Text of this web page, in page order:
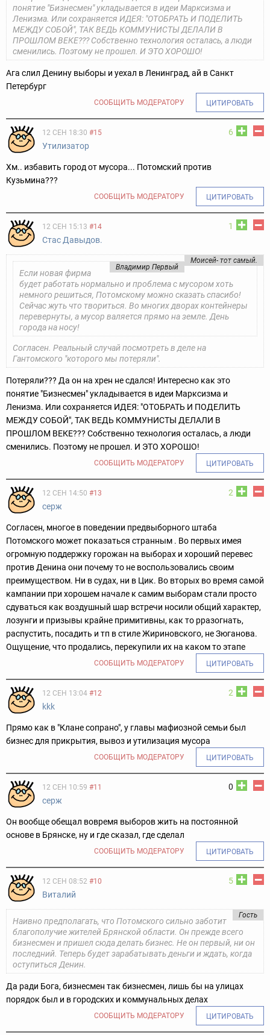
понятие "Бизнесмен" укладывается в идеи Марксизма и
Ленизма. Или сохраняется ИДЕЯ: "ОТОБРАТЬ И ПОДЕЛИТЬ
МЕЖДУ СОБОЙ", ТАК ВЕДЬ КОММУНИСТЫ ДЕЛАЛИ В
ПРОШЛОМ ВЕКЕ??? Собственно технология осталась, а люди
сменились. Поэтому не прошел. И ЭТО ХОРОШО!
Ага слил Денину выборы и уехал в Ленинград, ай в Санкт
Петербург
СООБЩИТЬ МОДЕРАТОРУ ЦИТИРОВАТЬ
6
12 СЕН 18:30 #15
Утилизатор
Хм.. избавить город от мусора... Потомский против
Кузьмина???
СООБЩИТЬ МОДЕРАТОРУ ЦИТИРОВАТЬ
1
12 СЕН 15:13 #14
Стас Давыдов.
Моисей- тот самый.
Владимир Первый
Если новая фирма
будет работать нормально и проблема с мусором хоть
немного решиться, Потомскому можно сказать спасибо!
Сейчас жуть что твориться. Во многих дворах контейнеры
перевернуты, а мусор валяется прямо на земле. День
города на носу!
Согласен. Реальный случай посмотреть в деле на
Гантомского "которого мы потеряли".
Потеряли??? Да он на хрен не сдался! Интересно как это
понятие "Бизнесмен" укладывается в идеи Марксизма и
Ленизма. Или сохраняется ИДЕЯ: "ОТОБРАТЬ И ПОДЕЛИТЬ
МЕЖДУ СОБОЙ", ТАК ВЕДЬ КОММУНИСТЫ ДЕЛАЛИ В
ПРОШЛОМ ВЕКЕ??? Собственно технология осталась, а люди
сменились. Поэтому не прошел. И ЭТО ХОРОШО!
СООБЩИТЬ МОДЕРАТОРУ ЦИТИРОВАТЬ
2
12 СЕН 14:50 #13
серж
Согласен, многое в поведении предвыборного штаба
Потомского может показаться странным . Во первых имея
огромную поддержку горожан на выборах и хороший перевес
против Денина они почему то не воспользовались своим
преимуществом. Ни в судах, ни в Цик. Во вторых во время самой
кампании при хорошем начале к самим выборам стали просто
сдуваться как воздушный шар встречи носили общий характер,
лозунги и призывы крайне примитивны, как то рразогнать,
распустить, посадить и тп в стиле Жириновского, не Зюганова.
Ощущение, что продались, перекупили их на каком то этапе
СООБЩИТЬ МОДЕРАТОРУ ЦИТИРОВАТЬ
2
12 СЕН 13:04 #12
kkk
Прямо как в "Клане сопрано", у главы мафиозной семьи был
бизнес для прикрытия, вывоз и утилизация мусора
СООБЩИТЬ МОДЕРАТОРУ ЦИТИРОВАТЬ
0
12 СЕН 10:59 #11
серж
Он вообще обещал вовремя выборов жить на постоянной
основе в Брянске, ну и где сказал, где сделал
СООБЩИТЬ МОДЕРАТОРУ ЦИТИРОВАТЬ
5
12 СЕН 08:52 #10
Виталий
Гость
Наивно предполагать, что Потомского сильно заботит
благополучие жителей Брянской области. Он прежде всего
бизнесмен и пришел сюда делать бизнес. Не он первый, ни он
последний. Теперь будет зарабатывать деньги и ждать, когда
оступиться Денин.
Да ради Бога, бизнесмен так бизнесмен, лишь бы на улицах
порядок был и в городских и коммунальных делах
СООБЩИТЬ МОДЕРАТОРУ ЦИТИРОВАТЬ